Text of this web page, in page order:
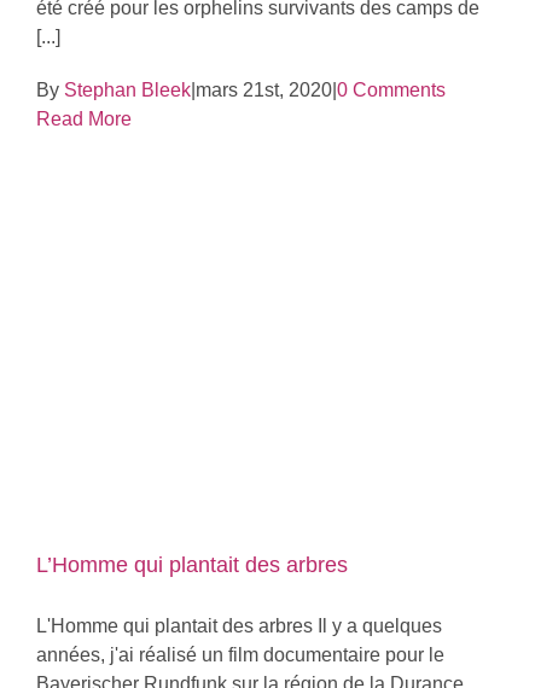
été créé pour les orphelins survivants des camps de
[...]
By Stephan Bleek| mars 21st, 2020| 0 Comments
Read More
L’Homme qui plantait des arbres
L'Homme qui plantait des arbres Il y a quelques
années, j'ai réalisé un film documentaire pour le
Bayerischer Rundfunk sur la région de la Durance,